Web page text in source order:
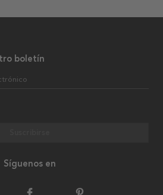
boletín
Síguenos en